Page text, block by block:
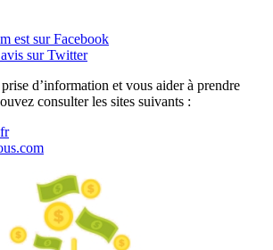
est sur Facebook
sur Twitter
d’information et vous aider à prendre
consulter les sites suivants :